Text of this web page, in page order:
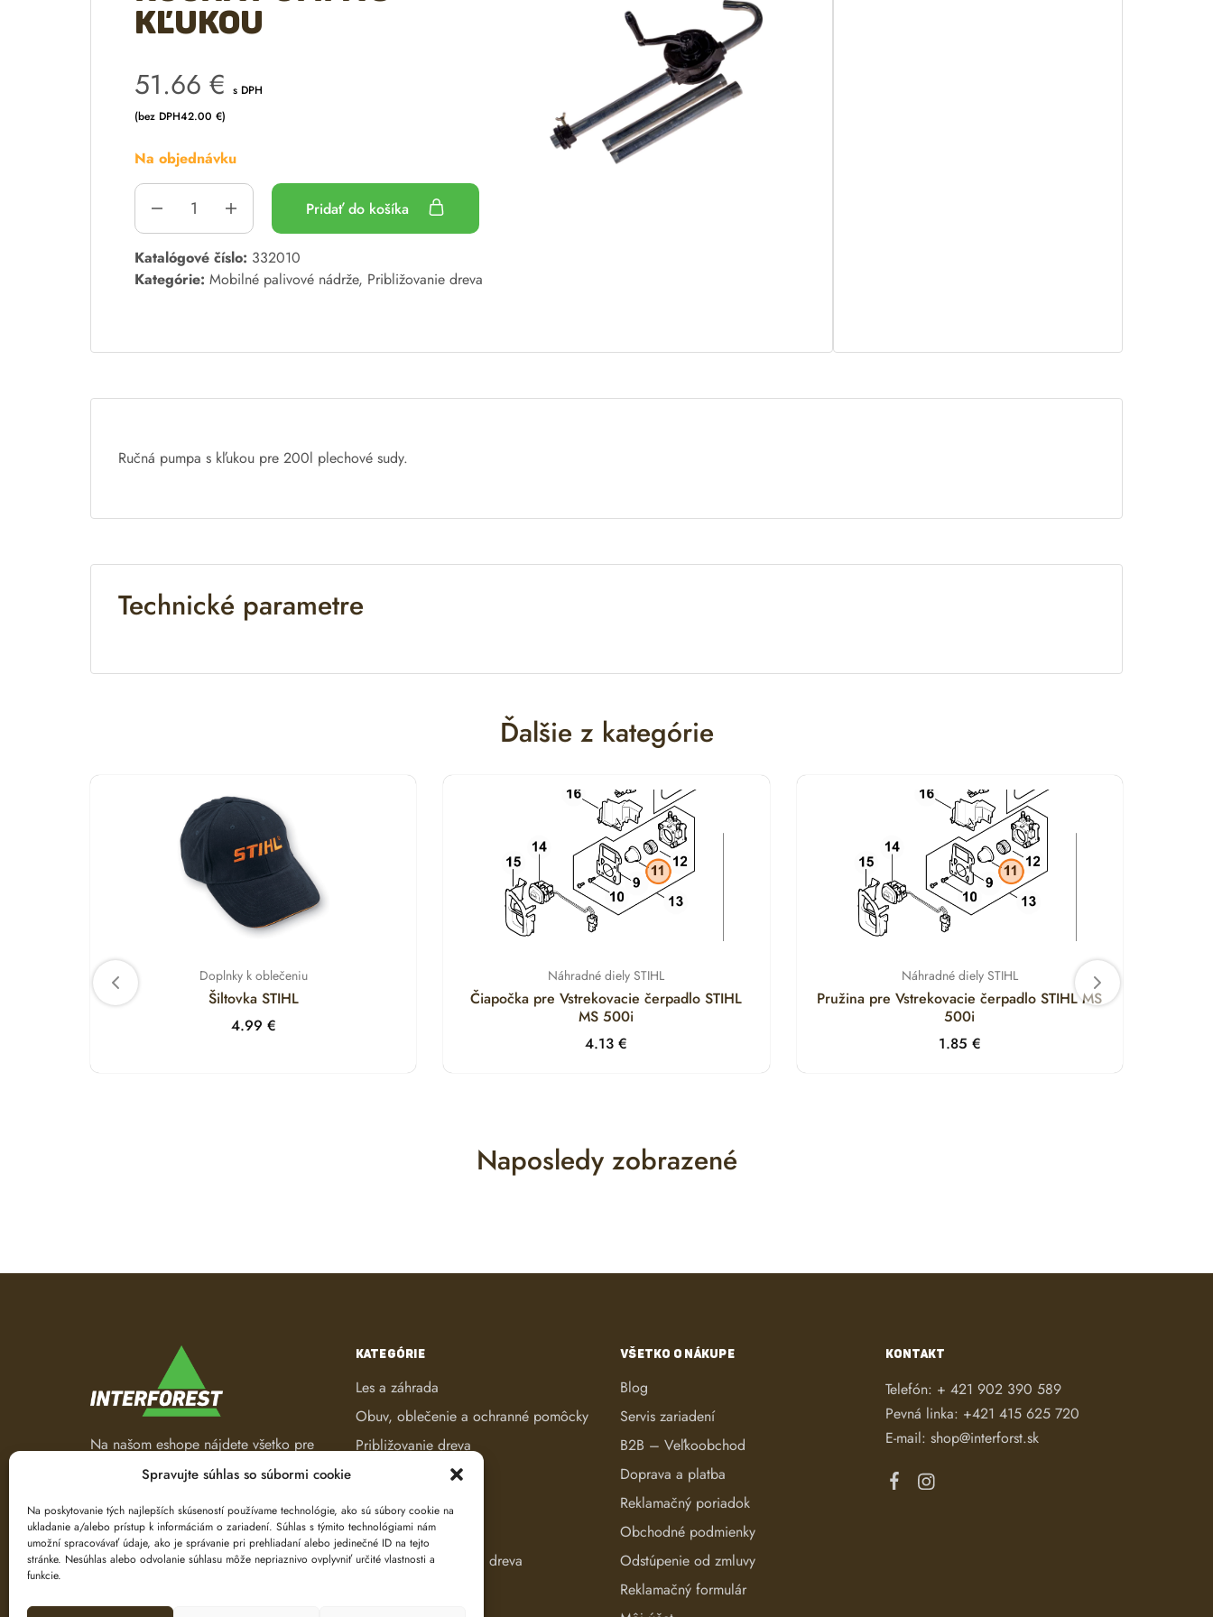
Spravujte súhlas so súbormi cookie
Na poskytovanie tých najlepších skúseností používame technológie, ako sú súbory cookie na
ukladanie a/alebo prístup k informáciám o zariadení. Súhlas s týmito technológiami nám
umožní spracovávať údaje, ako je správanie pri prehliadaní alebo jedinečné ID na tejto
stránke. Nesúhlas alebo odvolanie súhlasu môže nepriaznivo ovplyvniť určité vlastnosti a
funkcie.
kľukou
51.66 € s DPH
(bez DPH42.00 €)
Na objednávku
Pridať do košíka
A
l
v
Katalógové číslo: 332010
Kategórie: Mobilné palivové nádrže, Približovanie dreva
Ručná pumpa s kľukou pre 200l plechové sudy.
Technické parametre
Ďalšie z kategórie
Doplnky k oblečeniu
Šiltovka STIHL
4.99 €
Náhradné diely STIHL
Čiapočka pre Vstrekovacie čerpadlo STIHL
MS 500i
4.13€
Náhradné diely STIHL
Pružina pre Vstrekovacie čerpadlo STIHL MS
500i
1.85 €
Naposledy zobrazené
Na našom eshope nájdete všetko pre
les a záhradu. Od pracovného
oblečenia, nástrojov na ťažbu a
spracovanie dreva až po ručné
náradie.
KATEGÓRIE
Les a záhrada
Obuv, oblečenie a ochranné pomôcky
Približovanie dreva
Robotické kosačky
Spracovanie dreva
Ťažba dreva
Značenie a evidencia dreva
VŠETKO O NÁKUPE
Blog
Servis zariadení
B2B – Veľkoobchod
Doprava a platba
Reklamačný poriadok
Obchodné podmienky
Odstúpenie od zmluvy
Reklamačný formulár
KONTAKT
Telefón: + 421 902 390 589
Pevná linka: +421 415 625 720
E-mail: shop@interforst.sk